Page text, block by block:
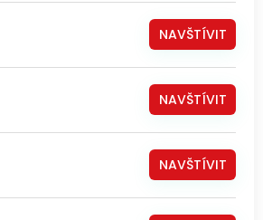
NAVŠTÍVIT
NAVŠTÍVIT
NAVŠTÍVIT